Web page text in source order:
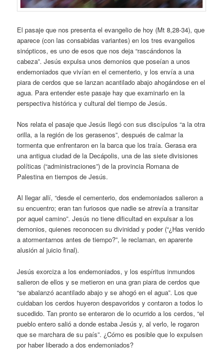
El pasaje que nos presenta el evangelio de hoy (Mt 8,28-34), que
aparece (con las consabidas variantes) en los tres evangelios
sinópticos, es uno de esos que nos deja “rascándonos la
cabeza”. Jesús expulsa unos demonios que poseían a unos
endemoniados que vivían en el cementerio, y los envía a una
piara de cerdos que se lanzan acantilado abajo ahogándose en el
agua. Para entender este pasaje hay que examinarlo en la
perspectiva histórica y cultural del tiempo de Jesús.
Nos relata el pasaje que Jesús llegó con sus discípulos “a la otra
orilla, a la región de los gerasenos”, después de calmar la
tormenta que enfrentaron en la barca que los traía. Gerasa era
una antigua ciudad de la Decápolis, una de las siete divisiones
políticas (“administraciones”) de la provincia Romana de
Palestina en tiempos de Jesús.
Al llegar allí, “desde el cementerio, dos endemoniados salieron a
su encuentro; eran tan furiosos que nadie se atrevía a transitar
por aquel camino”. Jesús no tiene dificultad en expulsar a los
demonios, quienes reconocen su divinidad y poder (“¿Has venido
a atormentarnos antes de tiempo?”, le reclaman, en aparente
alusión al juicio final).
Jesús exorciza a los endemoniados, y los espíritus inmundos
salieron de ellos y se metieron en una gran piara de cerdos que
“se abalanzó acantilado abajo y se ahogó en el agua”. Los que
cuidaban los cerdos huyeron despavoridos y contaron a todos lo
sucedido. Tan pronto se enteraron de lo ocurrido a los cerdos, “el
pueblo entero salió a donde estaba Jesús y, al verlo, le rogaron
que se marchara de su país”. ¿Cómo es posible que lo expulsen
por haber liberado a dos endemoniados?